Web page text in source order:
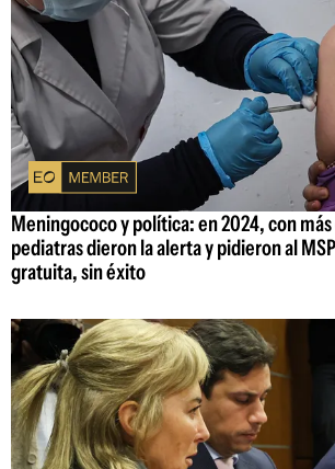
Meningococo y política: en 2024, con más
pediatras dieron la alerta y pidieron al
gratuita, sin éxito